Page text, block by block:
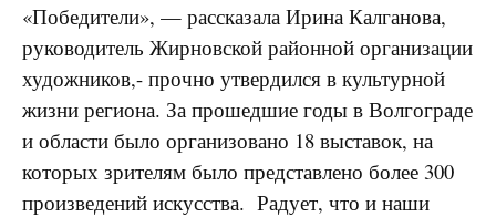
«Победители», — рассказала Ирина Калганова,
руководитель Жирновской районной организации
художников,- прочно утвердился в культурной
жизни региона. За прошедшие годы в Волгограде
и области было организовано 18 выставок, на
которых зрителям было представлено более 300
произведений искусства. Радует, что и наши